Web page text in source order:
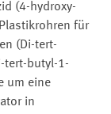
(4-hydroxy-
für
(Di-tert-
tert-butyl-1-
um eine
in